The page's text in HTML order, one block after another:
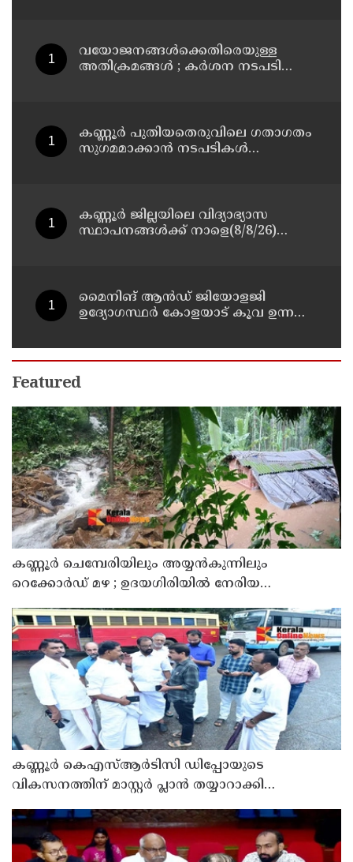
വയോജനങ്ങൾക്കെതിരെയുള്ള
അതിക്രമങ്ങൾ ; കർശന നടപടി
കണ്ണൂർ പുതിയതെരുവിലെ ഗതാഗതം
സുഗമമാക്കാന്‍ നടപടികള്‍
കണ്ണൂർ ജില്ലയിലെ വിദ്യാഭ്യാസ
സ്ഥാപനങ്ങള്‍ക്ക് നാളെ(8/8/26)
മൈനിങ് ആൻഡ്​ ജിയോളജി
ഉദ്യോഗസ്ഥർ കോളയാട് കൂവ ഉന്നതി
Featured
കണ്ണൂർ ചെമ്പേരിയിലും അയ്യൻകുന്നിലും
റെക്കോർഡ് മഴ ; ഉദയഗിരിയിൽ നേരിയ
കണ്ണൂർ കെഎസ്ആർടിസി ഡിപ്പോയുടെ
വികസനത്തിന് മാസ്റ്റർ പ്ലാൻ തയ്യാറാക്കി